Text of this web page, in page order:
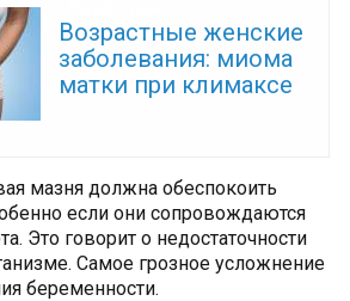
Возрастные женские
заболевания: миома
матки при климаксе
мазня должна обеспокоить
если они сопровождаются
Это говорит о недостаточности
Самое грозное усложнение
беременности.